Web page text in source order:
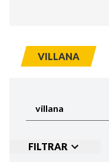
VILLANA
FILTRAR